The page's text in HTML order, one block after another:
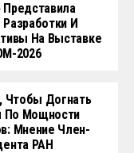
Представила
И
На Выставке
2026
Чтобы Догнать
По Мощности
Мнение Член-
РАН